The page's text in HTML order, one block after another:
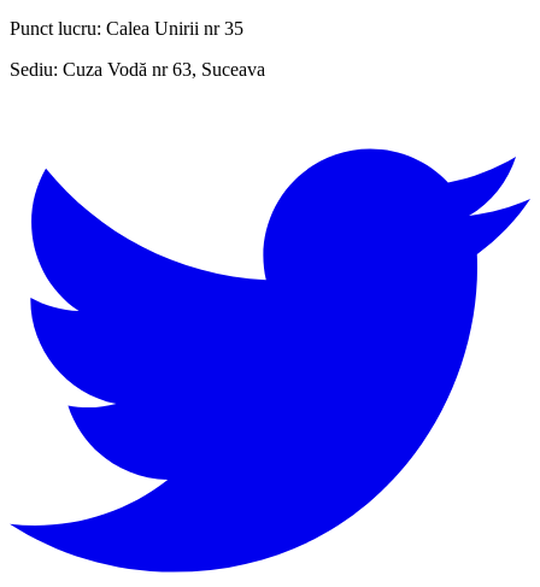
Punct lucru: Calea Unirii nr 35
Sediu: Cuza Vodă nr 63, Suceava